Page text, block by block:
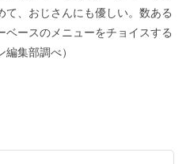
、おじさんにも優しい。数ある
ベースのメニューをチョイスする
集部調べ）